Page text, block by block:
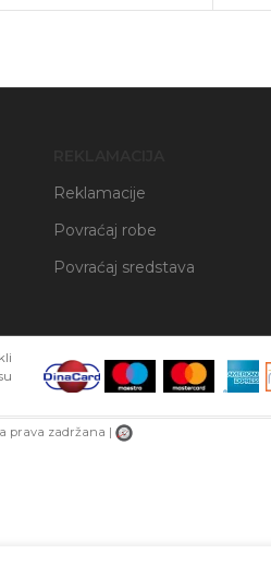
Reklamacije
Povraćaj robe
Povraćaj sredstava
prava zadržana |